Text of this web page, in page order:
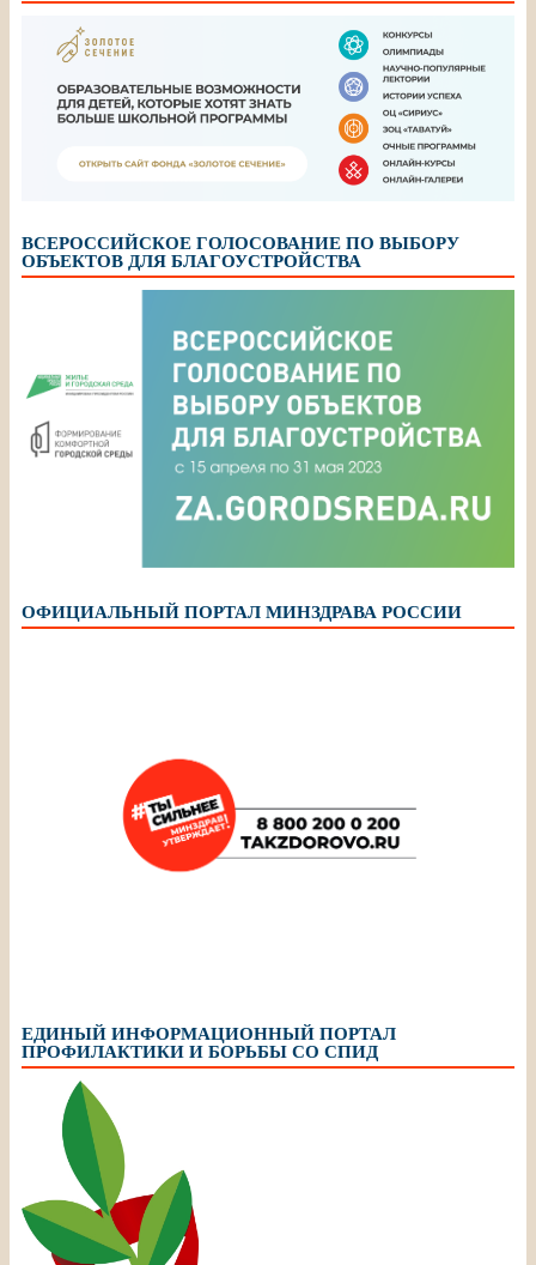
ВСЕРОССИЙСКОЕ ГОЛОСОВАНИЕ ПО ВЫБОРУ
ОБЪЕКТОВ ДЛЯ БЛАГОУСТРОЙСТВА
ОФИЦИАЛЬНЫЙ ПОРТАЛ МИНЗДРАВА РОССИИ
ЕДИНЫЙ ИНФОРМАЦИОННЫЙ ПОРТАЛ
ПРОФИЛАКТИКИ И БОРЬБЫ СО СПИД